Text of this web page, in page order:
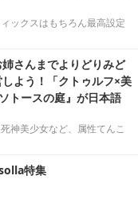
ックスはもちろん最高設定
さんまでよりどりみど
よう！「クトゥルフ×美
トースの庭』が日本語
神美少女など、属性てんこ
特集